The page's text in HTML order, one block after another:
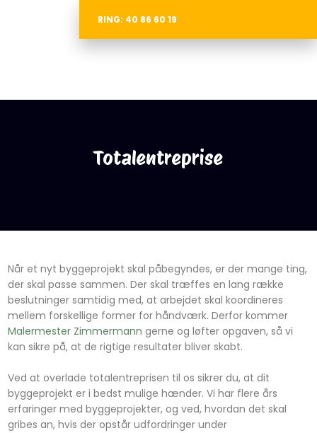
RING: 40 86 60 19
Totalentreprise
​Når et nyt byggeprojekt skal påbegyndes, er der mange ting,
der skal passe sammen. Der skal træffes en lang række
beslutninger samtidig med, at arbejdet skal koordineres
mellem forskellige former for håndværk. Derfor kommer
Malermester Zimmermann gerne og løfter opgaven, så vi
kan sikre på, at de rigtige resultater bliver skabt.
Ved at overlade totalentreprisen til os sikrer du, at dit
byggeprojekt er i bedst mulige hænder. Vi har flere års
erfaringer med byggeprojekter, og ved, hvordan det skal
gribes an, hvis der opstår udfordringer under